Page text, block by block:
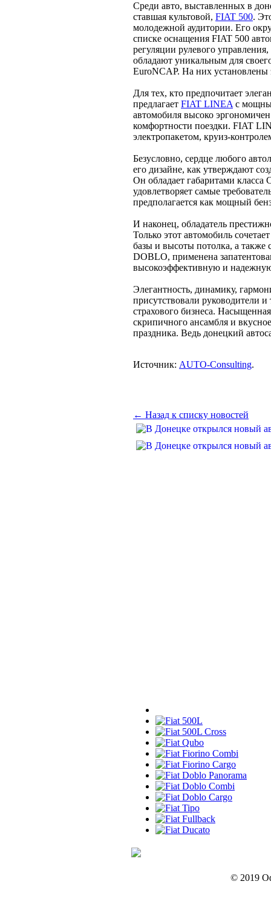
Среди авто, выставленных в
ставшая культовой, FIAT 500.
молодежной аудитории. Его
списке оснащения FIAT 500
регуляции рулевого
обладают уникальным для
EuroNCAP. На них установлены
Для тех, кто предпочитает
предлагает FIAT LINEA с
автомобиля высоко
комфортности поездки. FIAT
электропакетом, круиз-
Безусловно, сердце любого
его дизайне, как утверждают
Он обладает габаритами
удовлетворяет самые
предполагается как мощный
И наконец, обладатель
Только этот автомобиль
базы и высоты потолка, а
DOBLO, применена
высокоэффективную и
Элегантность, динамику,
присутствовали руководители
страхового бизнеса.
скрипичного ансамбля и
праздника. Ведь донецкий
Источник: AUTO-Consulting.
← Назад к списку новостей
© 2019